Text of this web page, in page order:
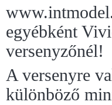
egyébként
versenyzőnél!
A versenyre
különböző